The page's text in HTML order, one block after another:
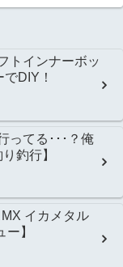
トインナーボッ
DIY！
ってる･･･？俺
釣行】
イカメタル
】